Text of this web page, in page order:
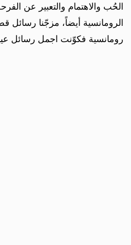
الحُب والاهتمام والتعبير عن
الرومانسية أيضاً، مزجّنا رسائل
رومانسية فكوّنت اجمل رسائل